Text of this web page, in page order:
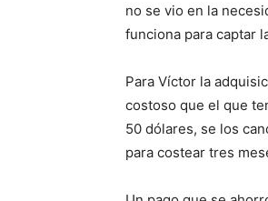
no se vio en la
funciona para captar
Para Víctor la
costoso que el que
50 dólares, se los
para costear tres